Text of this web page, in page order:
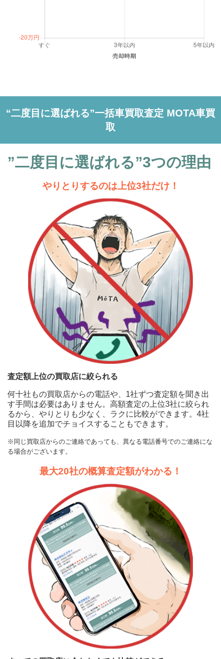
“二度目に選ばれる”一括車買取査定 MOTA車買
取
”二度目に選ばれる”3つの理由
やりとりするのは上位3社だけ！
査定額上位の買取店に絞られる
何十社もの買取店からの電話や、1社ずつ査定額を聞き出
す手間は必要はありません。高額査定の上位3社に絞られ
るから、やりとりも少なく、ラクに比較ができます。4社
目以降を追加でチョイスすることもできます。
※同じ買取店からのご連絡であっても、異なる電話番号でのご連絡にな
る場合がございます。
最大20社の概算査定額がわかる！